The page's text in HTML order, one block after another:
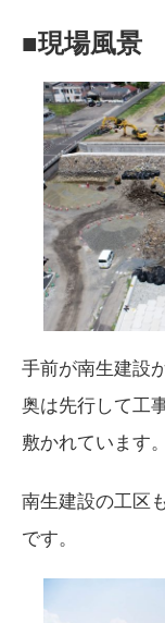
■現場風景
手前が南生建設
奥は先行して工
敷かれています。
南生建設の工区
です。